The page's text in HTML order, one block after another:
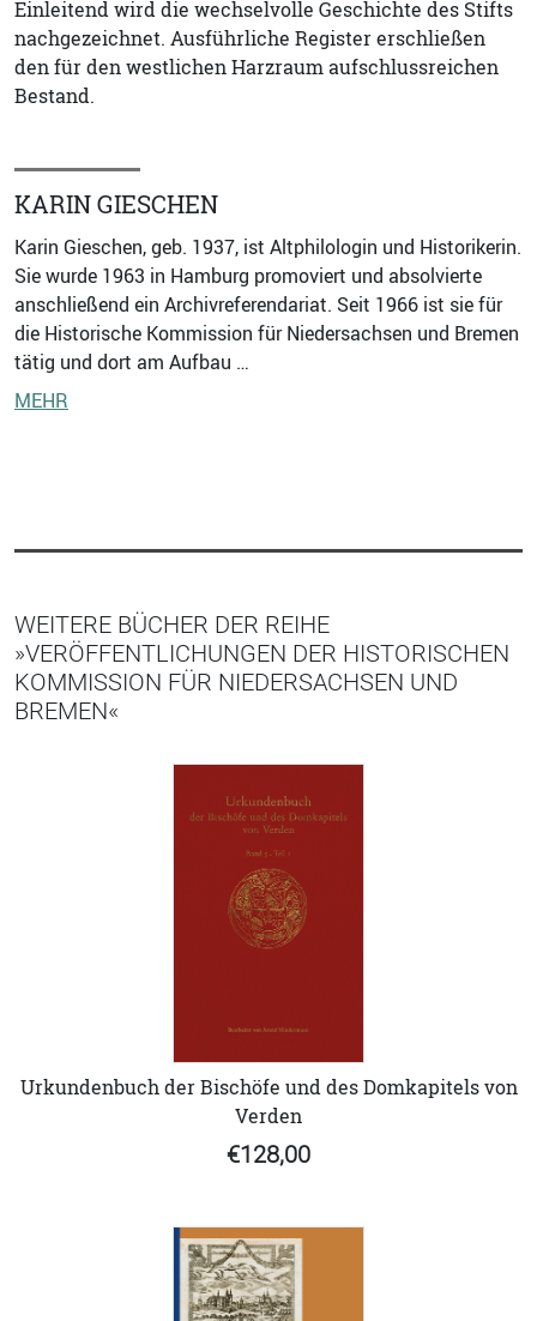
Einleitend wird die wechselvolle Geschichte des Stifts
nachgezeichnet. Ausführliche Register erschließen
den für den westlichen Harzraum aufschlussreichen
Bestand.
KARIN GIESCHEN
Karin Gieschen, geb. 1937, ist Altphilologin und Historikerin.
Sie wurde 1963 in Hamburg promoviert und absolvierte
anschließend ein Archivreferendariat. Seit 1966 ist sie für
die Historische Kommission für Niedersachsen und Bremen
tätig und dort am Aufbau …
MEHR
WEITERE BÜCHER DER REIHE
»VERÖFFENTLICHUNGEN DER HISTORISCHEN
KOMMISSION FÜR NIEDERSACHSEN UND
BREMEN«
Urkundenbuch der Bischöfe und des Domkapitels von
Verden
€128,00